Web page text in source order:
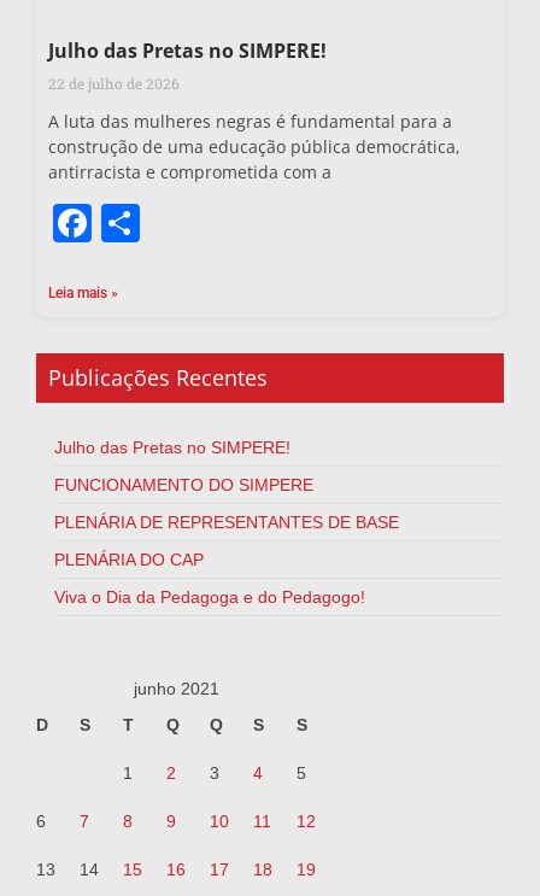
Julho das Pretas no SIMPERE!
22 de julho de 2026
A luta das mulheres negras é fundamental para a
construção de uma educação pública democrática,
antirracista e comprometida com a
Facebook
Leia mais »
Publicações Recentes
Julho das Pretas no SIMPERE!
FUNCIONAMENTO DO SIMPERE
PLENÁRIA DE REPRESENTANTES DE BASE
PLENÁRIA DO CAP
Viva o Dia da Pedagoga e do Pedagogo!
junho 2021
D
S T Q Q S S
1 2 3 4 5
6 7 8 9 10 11 12
13 14 15 16 17 18 19